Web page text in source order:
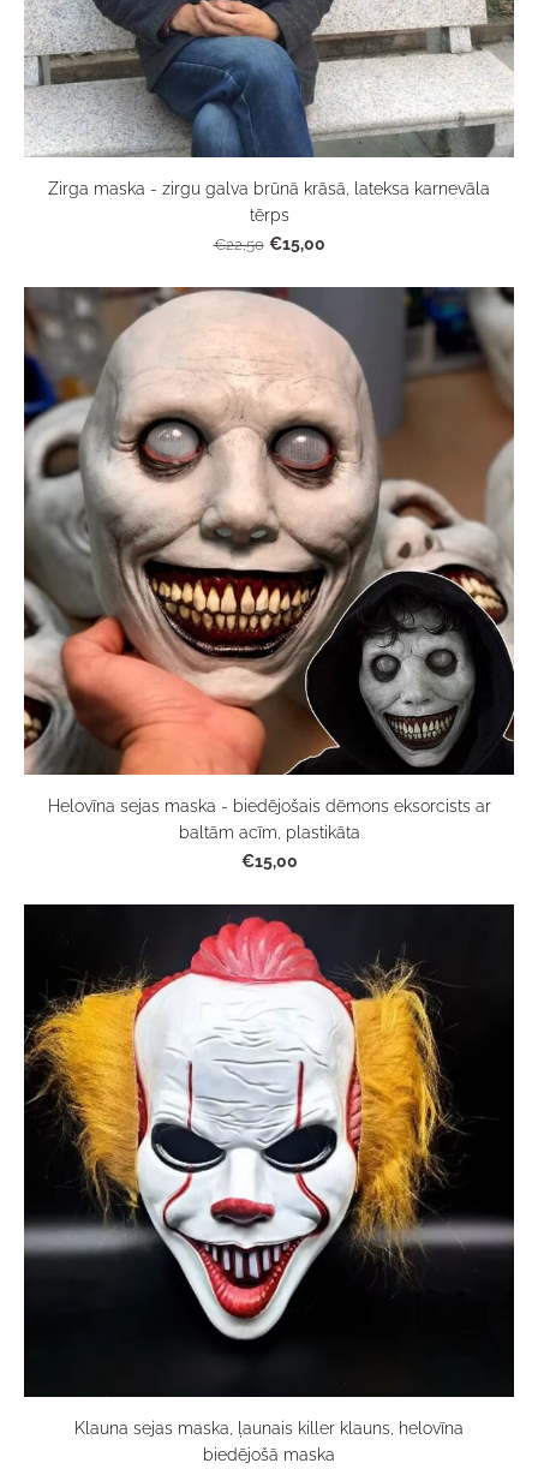
Zirga maska - zirgu galva brūnā krāsā, lateksa karnevāla
tērps
€22,50 €15,00
Helovīna sejas maska - biedējošais dēmons eksorcists ar
baltām acīm, plastikāta
€15,00
Klauna sejas maska, ļaunais killer klauns, helovīna
biedējošā maska